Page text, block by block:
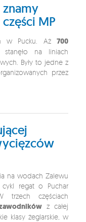
znamy
MP
w Pucku. Aż 700
stanęło na liniach
Były to jedne z
przez
na wodach Zalewu
cykl regat o Puchar
trzech częściach
z całej
klasy żeglarskie, w